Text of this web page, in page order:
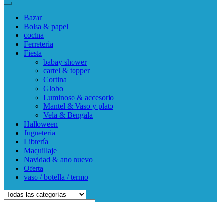
Bazar
Bolsa & papel
cocina
Ferreteria
Fiesta
babay shower
cartel & topper
Cortina
Globo
Luminoso & accesorio
Mantel & Vaso y plato
Vela & Bengala
Halloween
Jugueteria
Librería
Maquillaje
Navidad & ano nuevo
Oferta
vaso / botella / termo